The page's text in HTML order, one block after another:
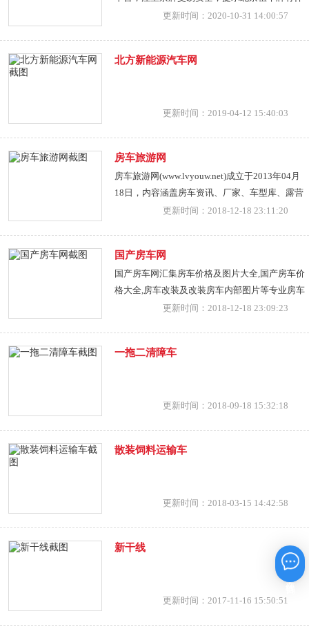
么风险，车牌办理流程合法，签严谨车牌租赁协
汽车指标转让均可通过公司安全办理。
更新时间：2020-10-31 14:00:57
北方新能源汽车网
更新时间：2019-04-12 15:40:03
房车旅游网
房车旅游网(www.lvyouw.net)成立于2013年04月
18日，内容涵盖房车资讯、厂家、车型库、露营
地、展会、视频、人物、旅游资讯、旅游景点等
专注服务于房车整车及零部件厂家、房车渠道、
展会、露营地，提供房车展会、房车销售、房车
租赁等业务。 目前房车旅游网旗下拥有微信认证
微信号：房车旅游网、房车网、房车之家、自行
公司以其卓越业绩先后荣获：河南省科技进步三
联盟秘书长单位、河南省创意产业协会会员单
更新时间：2018-12-18 23:11:20
国产房车网
国产房车网汇集房车价格及图片大全,国产房车价
格大全,房车改装及改装房车内部图片等专业房车
信息。最新最全的房车报价及图片,国产房车价格
更新时间：2018-12-18 23:09:23
一拖二清障车
更新时间：2018-09-18 15:32:18
散装饲料运输车
更新时间：2018-03-15 14:42:58
新干线
更新时间：2017-11-16 15:50:51